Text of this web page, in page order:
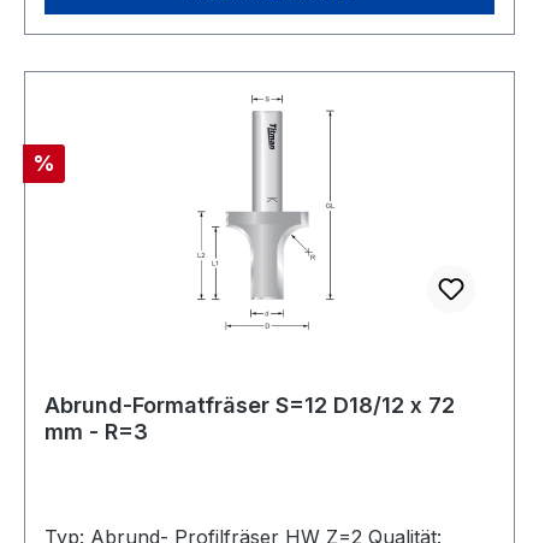
Hartmetall bestückt für die Industrielle Nutzung.
Rabatt
%
Abrund-Formatfräser S=12 D18/12 x 72
mm - R=3
Typ: Abrund- Profilfräser HW Z=2 Qualität: